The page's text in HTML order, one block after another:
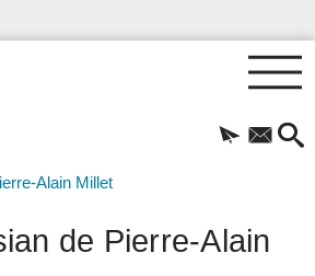
de Pierre-Alain